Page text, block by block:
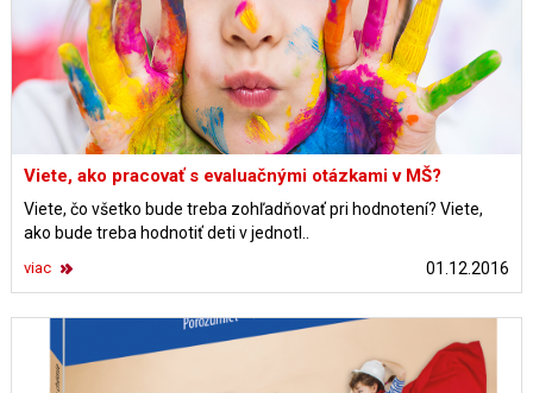
Viete, ako pracovať s evaluačnými otázkami v MŠ?
Viete, čo všetko bude treba zohľadňovať pri hodnotení? Viete,
ako bude treba hodnotiť deti v jednotl..
01.12.2016
viac